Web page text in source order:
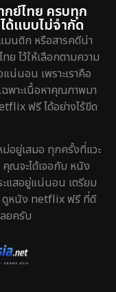
ย์ไทย ครบทุก
แบบไม่จำกัด
มนติก หรือสารคดีน่า
ไว้ให้เลือกตามความ
น่นอน เพราะเราคือ
พาะเนื้อหาคุณภาพมา
ฟรี ได้อย่างไร้ขีด
อยู่เสมอ ทุกครั้งที่แวะ
คุณจะได้เจอกับ หนัง
แสอยู่แน่นอน เตรียม
ดูหนัง netflix ฟรี ที่ดี
ยครับ